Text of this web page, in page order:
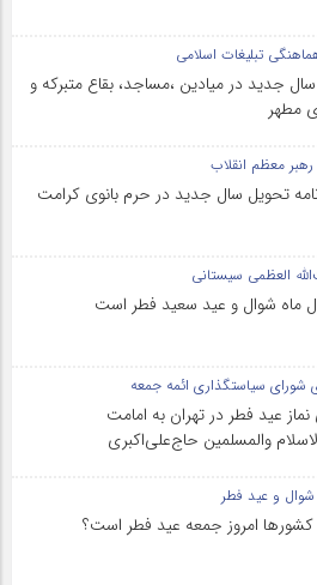
تبلیغات اسلامی
جدید در میادین ،مساجد، بقاع متبرکه‌ و
مطهر
معظم انقلاب
تحویل سال جدید در حرم بانوی کرامت
العظمی سیستانی
ماه شوال و عید سعید فطر است
سیاستگذاری ائمه جمعه
نماز عید فطر در تهران به امامت
والمسلمین حاج‌علی‌اکبری
شوال و عید فطر
کشورها امروز جمعه عید فطر است؟